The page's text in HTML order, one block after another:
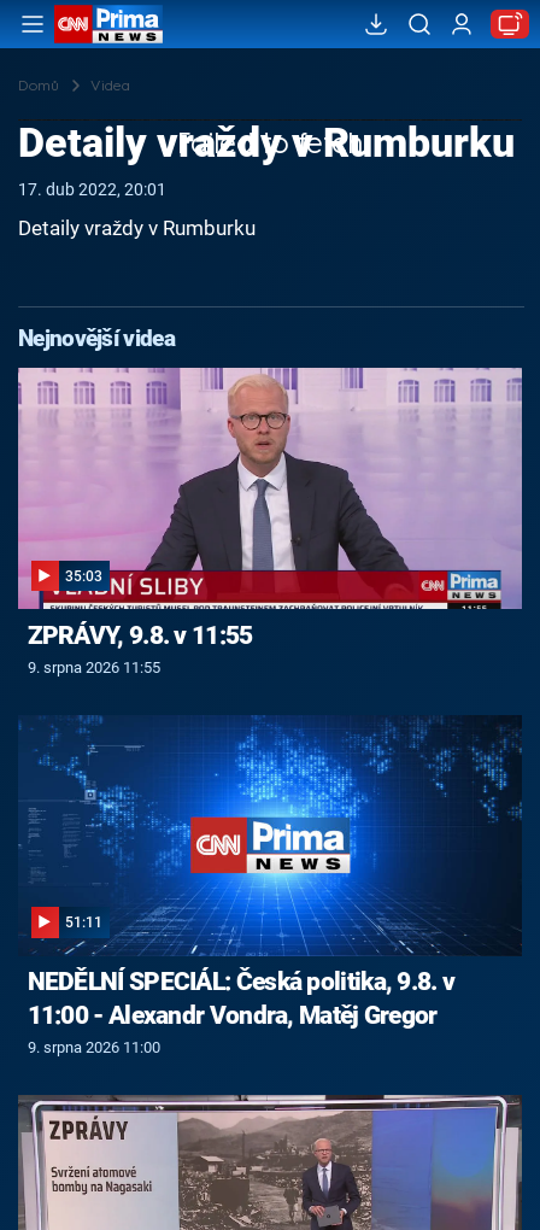
Domů Videa
Failed to fetch
Detaily vraždy v Rumburku
17. dub 2022, 20:01
Detaily vraždy v Rumburku
Nejnovější videa
35:03
ZPRÁVY, 9.8. v 11:55
9. srpna 2026 11:55
51:11
NEDĚLNÍ SPECIÁL: Česká politika, 9.8. v
11:00 - Alexandr Vondra, Matěj Gregor
9. srpna 2026 11:00